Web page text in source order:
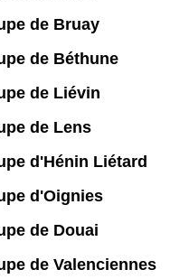
de Bruay
de Béthune
de Liévin
de Lens
d'Hénin Liétard
d'Oignies
de Douai
de Valenciennes